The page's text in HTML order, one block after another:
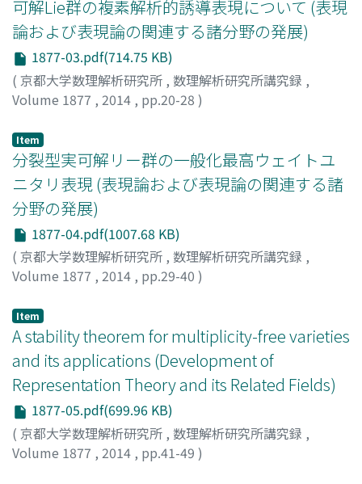
可解Lie群の複素解析的誘導表現について (表現
論および表現論の関連する諸分野の発展)
1877-03.pdf(714.75 KB)
( 京都大学数理解析研究所 , 数理解析研究所講究録 ,
Volume 1877 , 2014 , pp.20-28 )
Item
分裂型実可解リー群の一般化最高ウェイトユ
ニタリ表現 (表現論および表現論の関連する諸
分野の発展)
1877-04.pdf(1007.68 KB)
( 京都大学数理解析研究所 , 数理解析研究所講究録 ,
Volume 1877 , 2014 , pp.29-40 )
Item
A stability theorem for multiplicity-free varieties
and its applications (Development of
Representation Theory and its Related Fields)
1877-05.pdf(699.96 KB)
( 京都大学数理解析研究所 , 数理解析研究所講究録 ,
Volume 1877 , 2014 , pp.41-49 )